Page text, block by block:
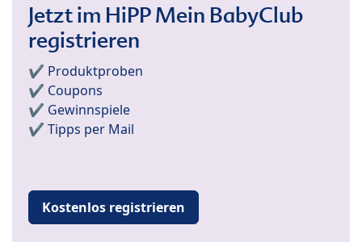
Jetzt im HiPP Mein BabyClub
registrieren
✔️ Produktproben
✔️ Coupons
✔️ Gewinnspiele
✔️ Tipps per Mail
Kostenlos registrieren